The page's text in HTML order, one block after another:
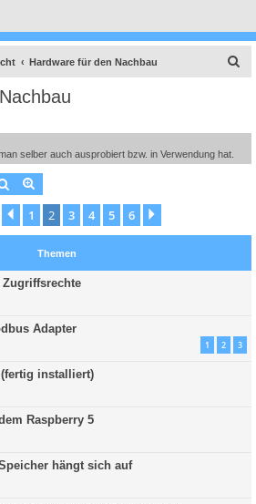
Hardware für den Nachbau
selber auch ausprobiert bzw. in Verwendung hat.
Suche
Vorherige
1 2 3 4 5 6
Themen
Zugriffsrechte
Adapter
1 2 3
(fertig installiert)
Raspberry 5
hängt sich auf